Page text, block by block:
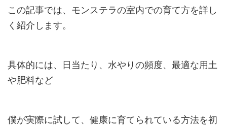
この記事では、モンステラの室内での育て方を詳し
く紹介します。
具体的には、日当たり、水やりの頻度、最適な用土
や肥料など
僕が実際に試して、健康に育てられている方法を初